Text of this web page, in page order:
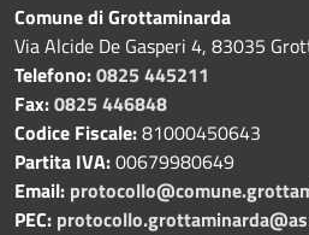
Comune di Grottaminarda
Via Alcide De Gasperi 4, 83035
Telefono:0825 445211
Fax:0825 446848
Codice Fiscale:81000450643
Partita IVA:00679980649
Email:
PEC: